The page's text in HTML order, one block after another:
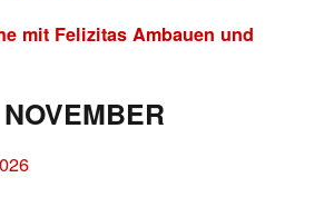
mit Felizitas Ambauen und
NOVEMBER